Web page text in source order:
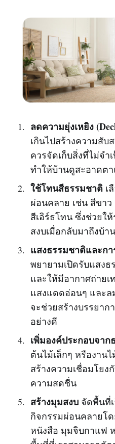
ลดความยุ่งเหยิง
เกินไปสร้างความสับ
ควรจัดเก็บสิ่งที่ไม่จำ
ทำให้บ้านดูสะอาดต
ใช้โทนสีธรรมชาติ เ
ผ่อนคลาย เช่น สีขาว
สีเอิร์ธโทน ซึ่งช่วยใ
สงบเมื่อกลับมาถึงบ้าน
แสงธรรมชาติและก
พยายามเปิดรับแสง
และให้มีอากาศถ่าย
แสงแดดอ่อนๆ และ
จะช่วยสร้างบรรยาก
อย่างดี
เพิ่มองค์ประกอบจาก
ต้นไม้เล็กๆ หรืองาน
สร้างความเชื่อมโยง
ความสดชื่น
สร้างมุมสงบ จัดพื้นที่
กิจกรรมผ่อนคลายโ
หนังสือ มุมจิบกาแฟ